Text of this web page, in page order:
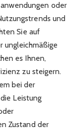
oder
und
Sie auf
ungleichmäßige
es Ihnen,
zu steigern.
bei der
Leistung
Zustand der